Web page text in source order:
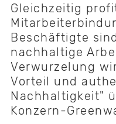
Gleichzeitig
Beschäftigte
nachhaltige
Verwurzelung
Vorteil und
Nachhaltigkeit"
Konzern-